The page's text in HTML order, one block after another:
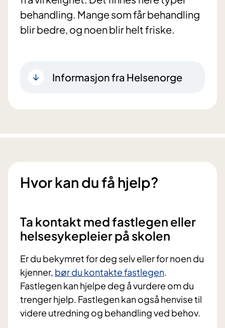
behandling. Mange som får behandling
blir bedre, og noen blir helt friske.
Informasjon fra Helsenorge
Hvor kan du få hjelp?
Ta kontakt med fastlegen eller
helsesykepleier på skolen
Er du bekymret for deg selv eller for noen du
kjenner, bør du kontakte fastlegen.
Fastlegen kan hjelpe deg å vurdere om du
trenger hjelp. Fastlegen kan også henvise til
videre utredning og behandling ved behov.